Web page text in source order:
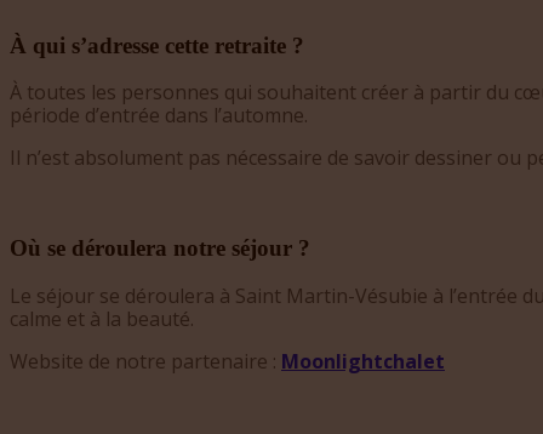
À qui s’adresse cette retraite ?
À toutes les personnes qui souhaitent créer à partir du
période d’entrée dans l’automne.
Il n’est absolument pas nécessaire de savoir dessiner
Où se déroulera notre séjour ?
Le séjour se déroulera à Saint Martin-Vésubie à l’entrée
calme et à la beauté.
Website de notre partenaire : Moonlightchalet